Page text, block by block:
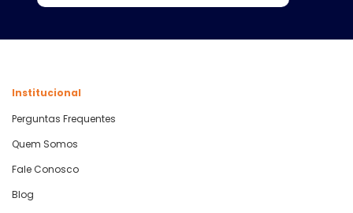
Institucional
Perguntas Frequentes
Quem Somos
Fale Conosco
Blog